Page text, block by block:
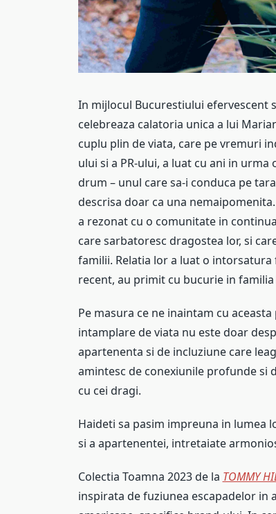
In mijlocul Bucurestiului efervescent
celebreaza calatoria unica a lui
cuplu plin de viata, care pe vremuri
ului si a PR-ului, a luat cu ani in
drum – unul care sa-i conduca pe
descrisa doar ca una
a rezonat cu o comunitate in
care sarbatoresc dragostea lor, si
familii. Relatia lor a luat o intorsatura
recent, au primit cu bucurie in
Pe masura ce ne inaintam cu
intamplare de viata nu este doar
apartenenta si de incluziune care
amintesc de conexiunile profunde si
cu cei dragi.
Haideti sa pasim impreuna in lumea
si a apartenentei, intretaiate
Colectia Toamna 2023 de la TOMMY
inspirata de fuziunea escapadelor in